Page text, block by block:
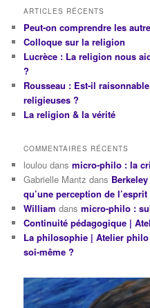
ARTICLES RÉCENTS
Peut-on comprendre les
Colloque sur la religion
Lucrèce : La religion nous
?
Rousseau : Est-il
religieuses ?
La religion & la vérité
COMMENTAIRES RÉCENTS
loulou dansmicro-philo : la
Gabrielle Mantz dans
qu’une perception de l’esprit
William dansmicro-philo :
Continuité pédagogique |
La philosophie | Atelier philo
soi-même ?